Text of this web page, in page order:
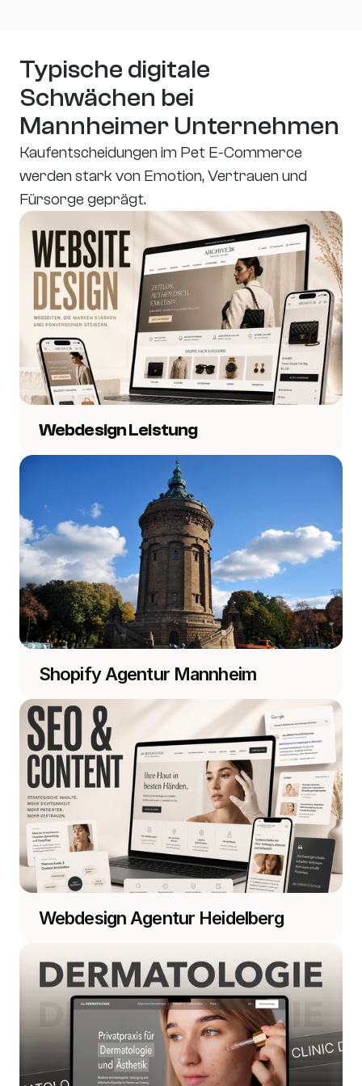
Typische digitale
Schwächen bei
Mannheimer Unternehmen
Kaufentscheidungen im Pet E-Commerce
werden stark von Emotion, Vertrauen und
Fürsorge geprägt.
Webdesign Leistung
Shopify Agentur Mannheim
Webdesign Agentur Heidelberg